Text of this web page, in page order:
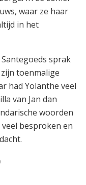
waar ze haar
in het
sprak
toenmalige
had Yolanthe veel
van Jan dan
woorden
veel besproken en